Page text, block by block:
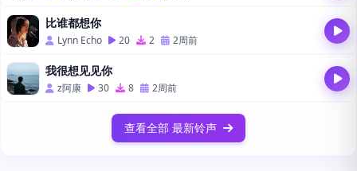
比谁都想你
Lynn Echo 20 2 2周前
我很想见见你
z阿康 30 8 2周前
查看全部 最新铃声